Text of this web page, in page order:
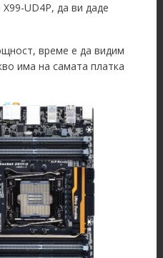
UD4P, да ви даде
време е да видим
има на самата платка